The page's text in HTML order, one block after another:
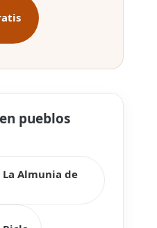
pueblos
Almunia de